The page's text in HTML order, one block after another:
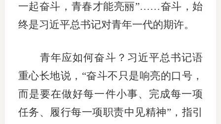
协会公
联系我
一起奋斗，青春才能亮丽”……奋斗，始
终是习近平总书记对青年一代的期许。
青年应如何奋斗？习近平总书记语
重心长地说，“奋斗不只是响亮的口号，
而是要在做好每一件小事、完成每一项
任务、履行每一项职责中见精神”，指引